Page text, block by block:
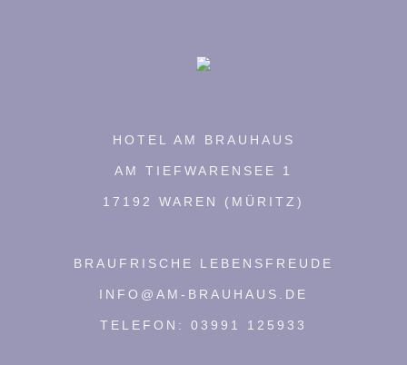
HOTEL AM BRAUHAUS
AM TIEFWARENSEE 1
17192 WAREN (MÜRITZ)
BRAUFRISCHE LEBENSFREUDE
INFO@AM-BRAUHAUS.DE
TELEFON: 03991 125933